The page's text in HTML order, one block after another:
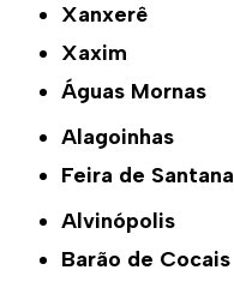
Xanxerê
Xaxim
Águas Mornas
Alagoinhas
Feira de Santana
Alvinópolis
Barão de Cocais